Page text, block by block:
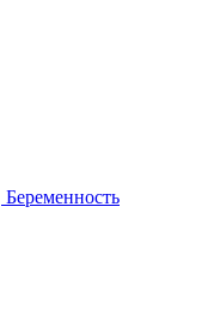
Беременность